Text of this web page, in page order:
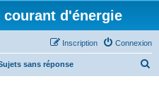
courant d'énergie
Connexion
Inscription
sans réponse